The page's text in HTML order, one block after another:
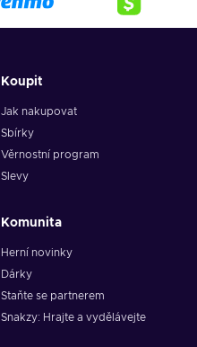
Koupit
Jak nakupovat
Sbírky
Věrnostní program
Slevy
Komunita
Herní novinky
Dárky
Staňte se partnerem
Snakzy: Hrajte a vydělávejte